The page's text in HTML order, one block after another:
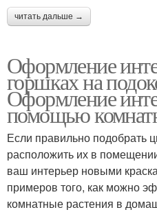
читать дальше →
Оформление
горшках на
Оформление
помощью
Если правильно подобрать
расположить их в
ваш интерьер новыми
примеров того, как можно
комнатные растения в